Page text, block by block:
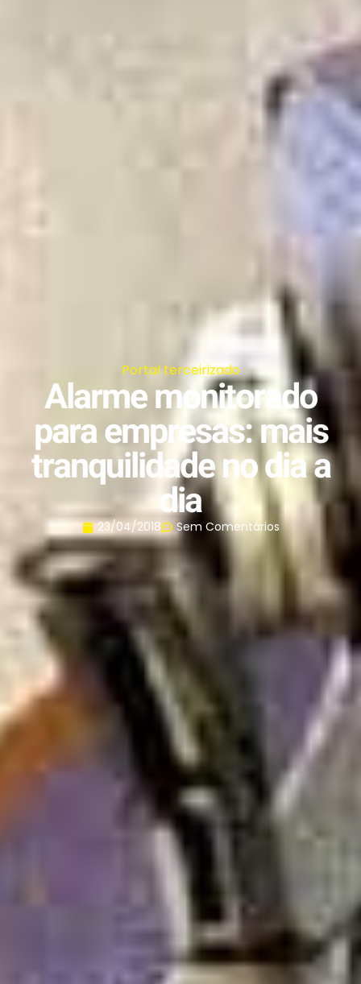
Portal terceirizado
Alarme monitorado
para empresas: mais
tranquilidade no dia a
dia
23/04/2018 Sem Comentários